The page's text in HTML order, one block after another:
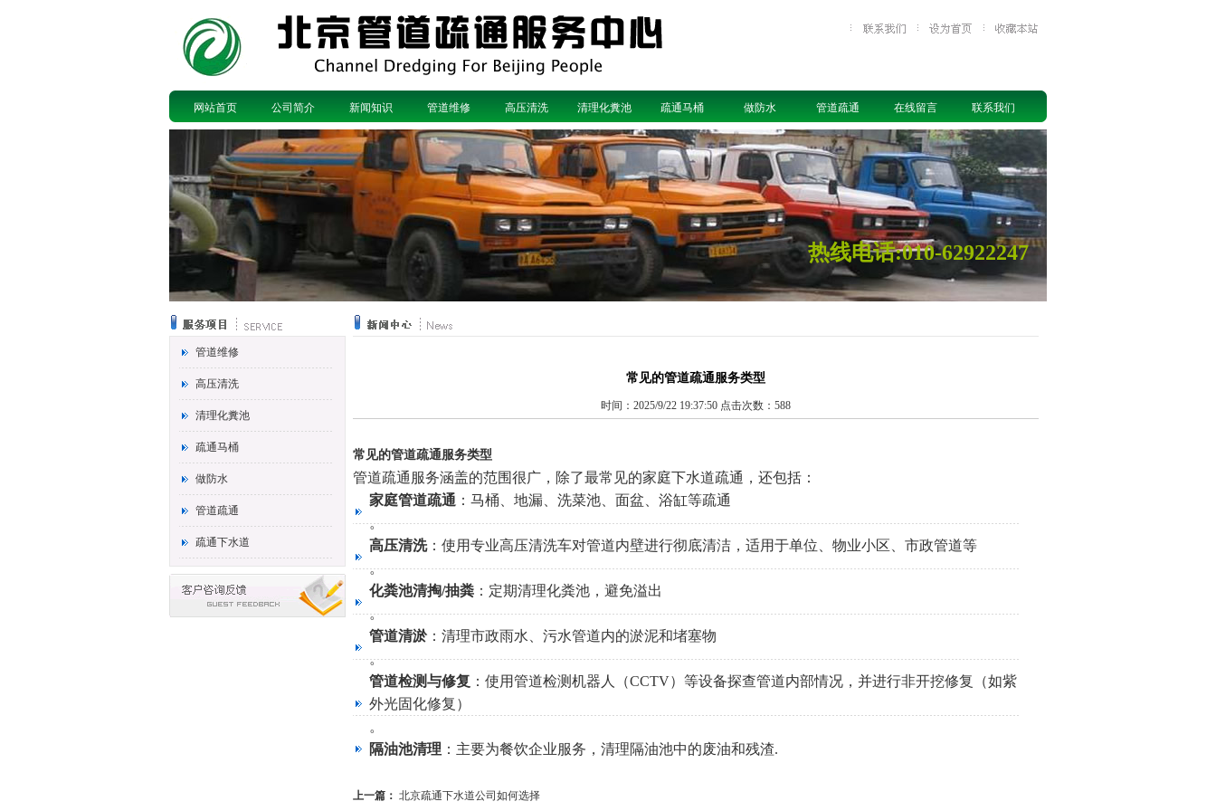
网站首页 公司简介 新闻知识 管道维修 高压清洗 清理化糞池 疏通马桶 做防水 管道疏通 在线留言 联系我们
热线电话:010-62922247
管道维修
高压清洗
清理化糞池
疏通马桶
做防水
管道疏通
疏通下水道
常见的管道疏通服务类型
时间：2025/9/22 19:37:50 点击次数：588
常见的管道疏通服务类型
管道疏通服务涵盖的范围很广，除了最常见的家庭下水道疏通，还包括：
家庭管道疏通 ：马桶、地漏、洗菜池、面盆、浴缸等疏通
。
高压清洗：使用专业高压清洗车对管道内壁进行彻底清洁，适用于单位、物业小区、市政管道等
。
化粪池清掏/抽粪 ：定期清理化粪池，避免溢出
。
管道清淤 ：清理市政雨水、污水管道内的淤泥和堵塞物
。
管道检测与修复 ：使用管道检测机器人（CCTV）等设备探查管道内部情况，并进行非开挖修复（如紫
外光固化修复）
。
隔油池清理 ：主要为餐饮企业服务，清理隔油池中的废油和残渣.
上一篇： 北京疏通下水道公司如何选择